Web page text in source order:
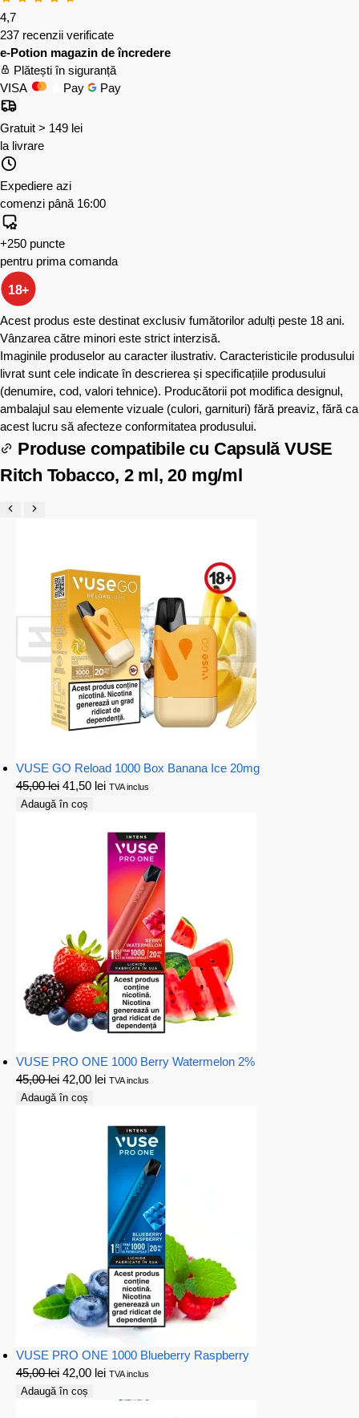
4,7
237 recenzii verificate
e-Potion magazin de încredere
Plătești în siguranță
VISA
Pay Pay
Gratuit > 149 lei
la livrare
Expediere azi
comenzi până 16:00
+250 puncte
pentru prima comanda
18+
Acest produs este destinat exclusiv fumătorilor adulți peste 18 ani.
Vânzarea către minori este strict interzisă.
Imaginile produselor au caracter ilustrativ. Caracteristicile produsului
livrat sunt cele indicate în descrierea și specificațiile produsului
(denumire, cod, valori tehnice). Producătorii pot modifica designul,
ambalajul sau elemente vizuale (culori, garnituri) fără preaviz, fără ca
acest lucru să afecteze conformitatea produsului.
Produse compatibile cu Capsulă VUSE
Ritch Tobacco, 2 ml, 20 mg/ml
VUSE GO Reload 1000 Box Banana Ice 20mg
45,00lei 41,50 lei TVA inclus
Adaugă în coș
VUSE PRO ONE 1000 Berry Watermelon 2%
45,00lei 42,00 lei TVA inclus
Adaugă în coș
VUSE PRO ONE 1000 Blueberry Raspberry
45,00lei 42,00 lei TVA inclus
Adaugă în coș